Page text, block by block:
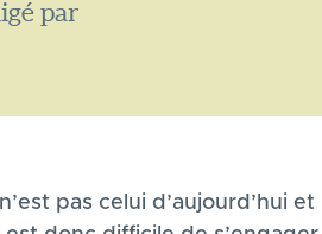
par
pas celui d’aujourd’hui